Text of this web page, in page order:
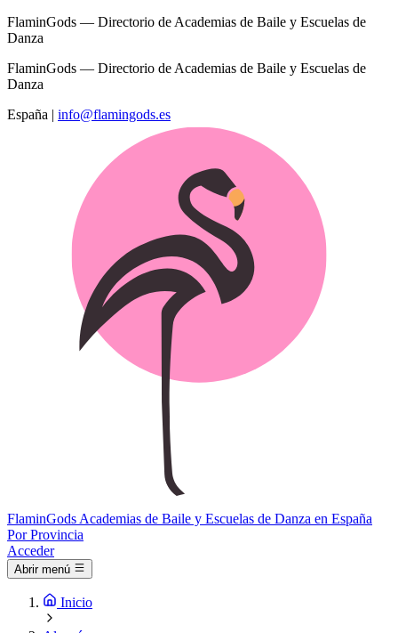
FlaminGods — Directorio de Academias de Baile y Escuelas de
Danza
FlaminGods — Directorio de Academias de Baile y Escuelas de
Danza
España | info@flamingods.es
FlaminGods Academias de Baile y Escuelas de Danza en España
Por Provincia
Acceder
Abrir menú
Inicio